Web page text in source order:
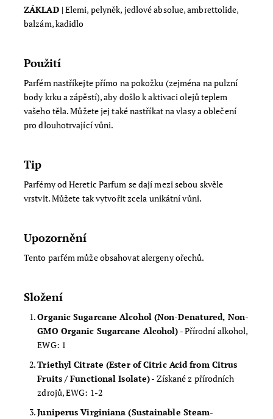
ZÁKLAD |Elemi, pelyněk, jedlové absolue, ambrettolide,
balzám, kadidlo
Použití
Parfém nastříkejte přímo na pokožku (zejména na pulzní
body krku a zápěstí), aby došlo k aktivaci olejů teplem
vašeho těla.Můžete jej také nastříkat na vlasy a oblečení
pro dlouhotrvající vůni.
Tip
Parfémy od Heretic Parfum se dají mezi sebou skvěle
vrstvit. Můžete tak vytvořit zcela unikátní vůni.
Upozornění
Tento parfém může obsahovat alergeny ořechů.
Složení
Organic Sugarcane Alcohol (Non-Denatured, Non-
GMO Organic Sugarcane Alcohol) - Přírodní alkohol,
EWG: 1
Triethyl Citrate (Ester of Citric Acid from Citrus
Fruits / Functional Isolate)- Získané z přírodních
zdrojů, EWG: 1-2
Juniperus Virginiana (Sustainable Steam-